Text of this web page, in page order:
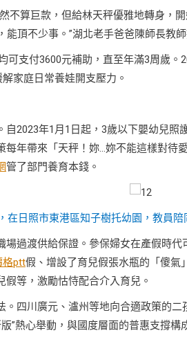
不算巨款，但給林天秤優雅地轉身，
能頂不少事。”湖北老手爸爸陳師長教
可支付3600元補助，直至年滿3周歲。
家庭日常養娃開支壓力。
2023年1月1日起，3歲以下嬰幼兒
年帶來「天秤！妳…妳不能這樣對待
管了部門養育本錢。
在日照市東港區知子樹托幼園，教員
場過渡供給保證。參保婦女在產假時
格ptt假、增設了育兒假張水瓶的「傻氣
等，激勵怙恃配合介入育兒。
。四川廣元、瀘州等地向合適政策的
”熱心舉動，與國度層面的普惠支撐構